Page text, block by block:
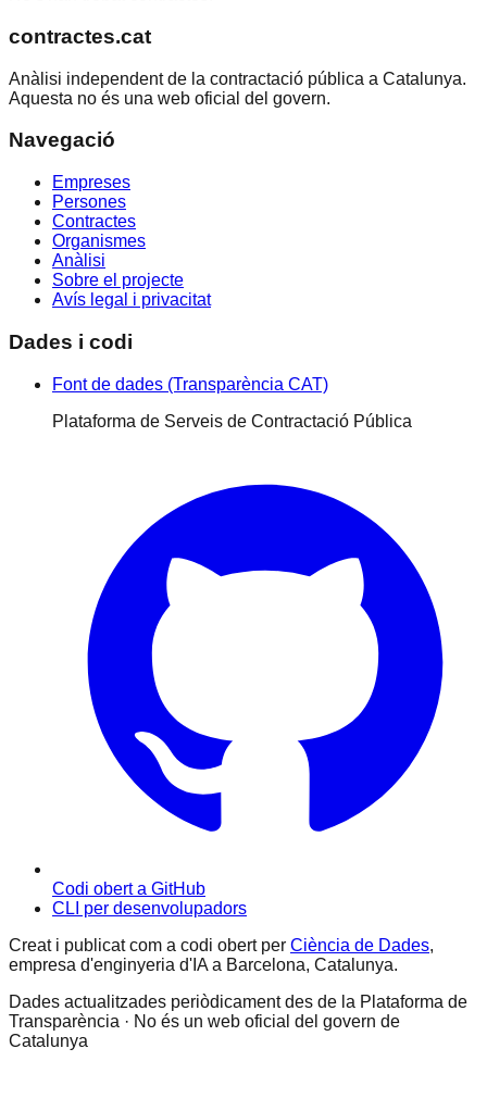
contractes.cat
Anàlisi independent de la contractació pública a Catalunya.
Aquesta no és una web oficial del govern.
Navegació
Empreses
Persones
Contractes
Organismes
Anàlisi
Sobre el projecte
Avís legal i privacitat
Dades i codi
Font de dades (Transparència CAT)
Plataforma de Serveis de Contractació Pública
Codi obert a GitHub
CLI per desenvolupadors
Creat i publicat com a codi obert per Ciència de Dades,
empresa d'enginyeria d'IA a Barcelona, Catalunya.
Dades actualitzades periòdicament des de la Plataforma de
Transparència · No és un web oficial del govern de
Catalunya